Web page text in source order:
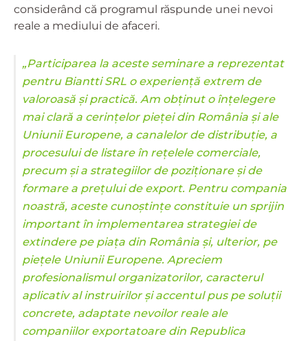
considerând că programul răspunde unei nevoi
reale a mediului de afaceri.
„Participarea la aceste seminare a reprezentat
pentru Biantti SRL o experiență extrem de
valoroasă și practică. Am obținut o înțelegere
mai clară a cerințelor pieței din România și ale
Uniunii Europene, a canalelor de distribuție, a
procesului de listare în rețelele comerciale,
precum și a strategiilor de poziționare și de
formare a prețului de export. Pentru compania
noastră, aceste cunoștințe constituie un sprijin
important în implementarea strategiei de
extindere pe piața din România și, ulterior, pe
piețele Uniunii Europene. Apreciem
profesionalismul organizatorilor, caracterul
aplicativ al instruirilor și accentul pus pe soluții
concrete, adaptate nevoilor reale ale
companiilor exportatoare din Republica